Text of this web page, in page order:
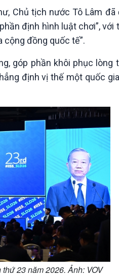
Infographic
E-Magazine
Chủ tịch nước Tô Lâm đã
định hình luật chơi”, với
cộng đồng quốc tế”.
góp phần khôi phục lòng
định vị thế một quốc
23 năm 2026. Ảnh: VOV